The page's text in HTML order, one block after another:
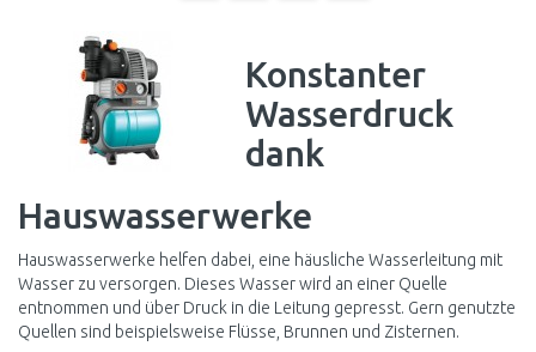
Konstanter
Wasserdruck
dank
Hauswasserwerke
Hauswasserwerke helfen dabei, eine häusliche Wasserleitung mit
Wasser zu versorgen. Dieses Wasser wird an einer Quelle
entnommen und über Druck in die Leitung gepresst. Gern genutzte
Quellen sind beispielsweise Flüsse, Brunnen und Zisternen.